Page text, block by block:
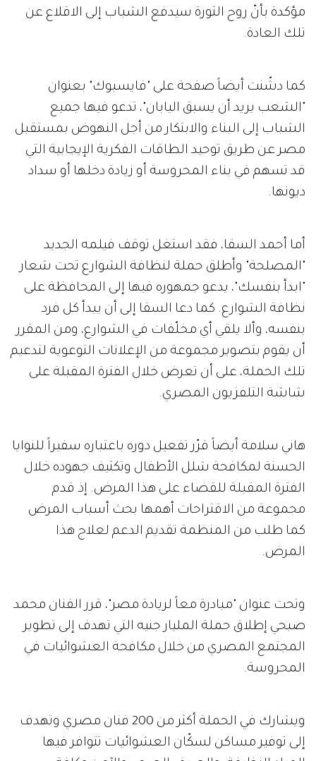
مؤكدة بأنّ روح الثورة سيدفع الشباب إلى الاقلاع عن
تلك العادة.
كما دشّنت أيضاً صفحة على "فايسبوك" بعنوان
"الشعب يريد أن يسبق اليابان"، تدعو فيها جميع
الشباب إلى البناء والابتكار من أجل النهوض بمستقبل
مصر عن طريق توحيد الطاقات الفكرية الإيجابية التي
قد تسهم في بناء المحروسة أو زيادة دخلها أو سداد
ديونها.
أما أحمد السقا، فقد استغل توقف فيلمه الجديد
"المصلحة" وأطلق حملة لنظافة الشوارع تحت شعار
"ابدأ بنفسك"، يدعو جمهوره فيها إلى المحافظة على
نظافة الشوارع. كما دعا السقا إلى أن يبدأ كل فرد
بنفسه، وألا يلقي أي مخلّفات في الشوارع، ومن المقرر
أن يقوم بتصوير مجموعة من الإعلانات التوعوية لتدعيم
تلك الحملة، على أن تعرض خلال الفترة المقبلة على
شاشة التلفزيون المصري.
هاني سلامة أيضاً قرّر تفعيل دوره باعتباره سفيراً للنوايا
الحسنة لمكافحة شلل الأطفال وتكثيف جهوده خلال
الفترة المقبلة للقضاء على هذا المرض. إذ قدم
مجموعة من الاقتراحات أهمها بحث أسباب المرض
كما طلب من المنظمة تقديم الدعم لعلاج هذا
المرض.
وتحت عنوان "مبادرة معاً لريادة مصر"، قرر الفنان محمد
صبحي إطلاق حملة المليار جنيه التي تهدف إلى تطوير
المجتمع المصري من خلال مكافحة العشوائيات في
المحروسة.
ويشارك في الحملة أكثر من 200 فنان مصري وتهدف
إلى توفير مساكن لسكّان العشوائيات تتوافر فيها